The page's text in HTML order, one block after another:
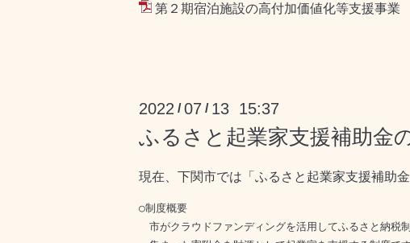
第２期宿泊施設の高付加価値化等支援事
2022 /07 / 13 15:37
ふるさと起業家支援補助金
現在、下関市では「ふるさと起業家支援補助
○制度概要
市がクラウドファンディングを活用してふるさと納税